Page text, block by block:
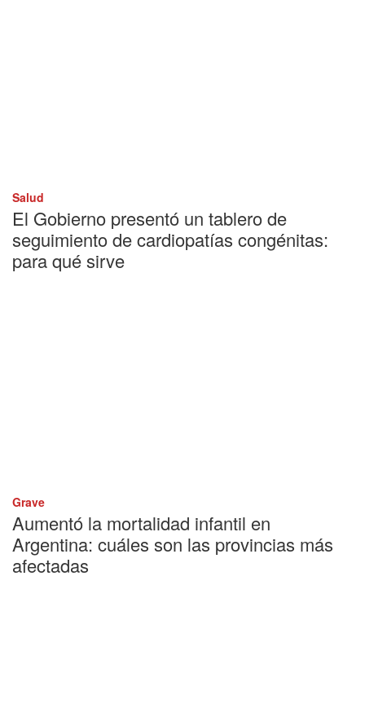
Salud
El Gobierno presentó un tablero de
seguimiento de cardiopatías congénitas:
para qué sirve
Grave
Aumentó la mortalidad infantil en
Argentina: cuáles son las provincias más
afectadas